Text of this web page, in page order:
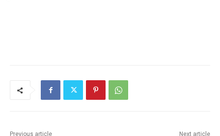
Previous article Next article